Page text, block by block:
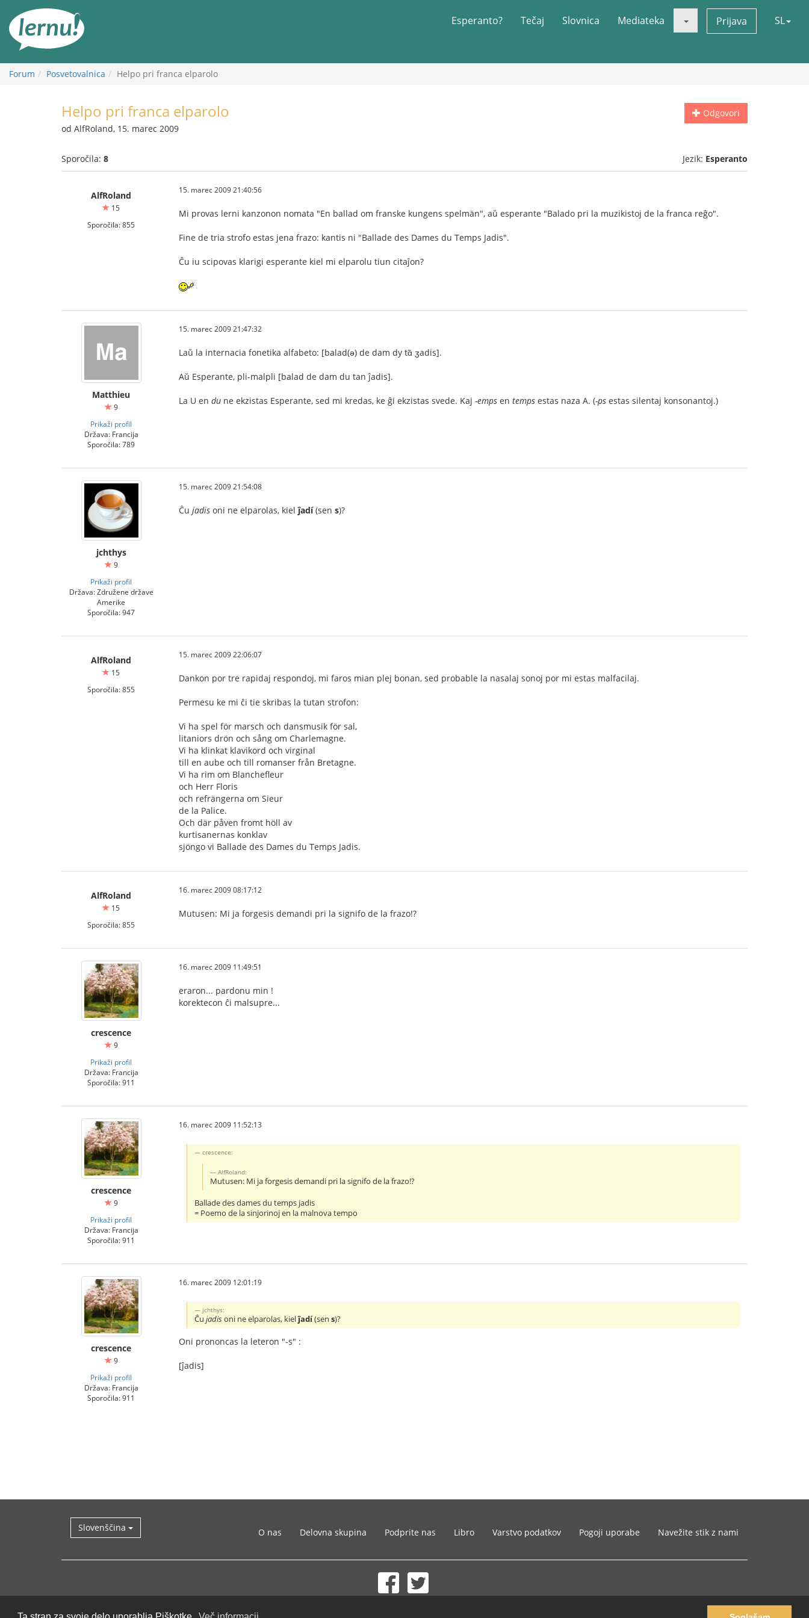
vsebini
Esperanto? Tečaj Slovnica Mediateka Prijava SL
Forum Posvetovalnica Helpo pri franca elparolo
Odgovori
Helpo pri franca elparolo
od AlfRoland, 15. marec 2009
Sporočila: 8 Jezik: Esperanto
AlfRoland
15
Sporočila: 855
15. marec 2009 21:40:56
Mi provas lerni kanzonon nomata "En ballad om franske kungens spelmän", aŭ esperante "Balado pri la muzikistoj de la franca reĝo".
Fine de tria strofo estas jena frazo: kantis ni "Ballade des Dames du Temps Jadis".
Ĉu iu scipovas klarigi esperante kiel mi elparolu tiun citaĵon?
Matthieu
9
Prikaži profil
Država: Francija
Sporočila: 789
15. marec 2009 21:47:32
Laŭ la internacia fonetika alfabeto: [balad(ə) de dam dy tɑ̃ ʒadis].
Aŭ Esperante, pli-malpli [balad de dam du tan ĵadis].
La U en du ne ekzistas Esperante, sed mi kredas, ke ĝi ekzistas svede. Kaj -emps en temps estas naza A. (-ps estas silentaj konsonantoj.)
jchthys
9
Prikaži profil
Država: Združene države
Amerike
Sporočila: 947
15. marec 2009 21:54:08
Ĉu jadis oni ne elparolas, kielĵadí(sen s)?
AlfRoland
15
Sporočila: 855
15. marec 2009 22:06:07
Dankon por tre rapidaj respondoj, mi faros mian plej bonan, sed probable la nasalaj sonoj por mi estas malfacilaj.
Permesu ke mi ĉi tie skribas la tutan strofon:
Vi ha spel för marsch och dansmusik för sal,
litaniors drön och sång om Charlemagne.
Vi ha klinkat klavikord och virginal
till en aube och till romanser från Bretagne.
Vi ha rim om Blanchefleur
och Herr Floris
och refrängerna om Sieur
de la Palice.
Och där påven fromt höll av
kurtisanernas konklav
sjöngo vi Ballade des Dames du Temps Jadis.
AlfRoland
15
Sporočila: 855
16. marec 2009 08:17:12
Mutusen: Mi ja forgesis demandi pri la signifo de la frazo!?
crescence
9
Prikaži profil
Država: Francija
Sporočila: 911
16. marec 2009 11:49:51
eraron... pardonu min !
korektecon ĉi malsupre...
crescence
9
Prikaži profil
Država: Francija
Sporočila: 911
16. marec 2009 11:52:13
crescence:
AlfRoland:
Mutusen: Mi ja forgesis demandi pri la signifo de la frazo!?
Ballade des dames du temps jadis
= Poemo de la sinjorinoj en la malnova tempo
crescence
9
Prikaži profil
Država: Francija
Sporočila: 911
16. marec 2009 12:01:19
jchthys:
Ĉujadisoni ne elparolas, kielĵadí(sens)?
Oni prononcas la leteron "-s" :
[ĵadis]
Slovenščina O nas Delovna skupina Podprite nas Libro Varstvo podatkov Pogoji uporabe Navežite stik z nami